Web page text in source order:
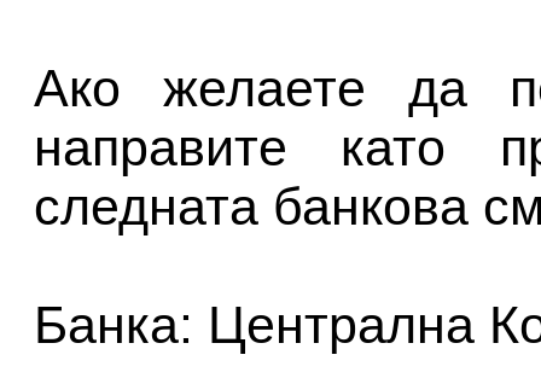
Ако желаете да
направите като
следната банкова
Банка: Централна